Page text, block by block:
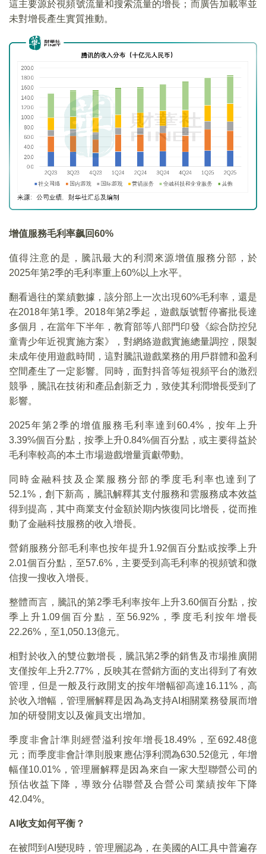
這主要源於視頻號流量和搜索流量的增長；而廣告加載率並
未對增長產生實質推動。
增值服務毛利率飙回60%
值得注意的是，騰訊最大的利潤來源增值服務分部，於
2025年第2季的毛利率重上60%以上水平。
翻看過往的業績數據，該分部上一次出現60%毛利率，還是
在2018年第1季。2018年第2季起，遊戲版號暫停審批長達
多個月，在當年下半年，教育部等八部門印發《綜合防控兒
童青少年近視實施方案》，對網絡遊戲實施總量調控，限製
未成年使用遊戲時間，這對騰訊遊戲業務的用戶群體和盈利
空間產生了一定影響。同時，面對抖音等短視頻平台的激烈
競爭，騰訊在技術和產品創新乏力，致使其利潤增長受到了
影響。
2025年第2季的增值服務毛利率達到60.4%，按年上升
3.39%個百分點，按季上升0.84%個百分點，或主要得益於
毛利率較高的本土市場遊戲增量貢獻帶動。
同時金融科技及企業服務分部的季度毛利率也達到了
52.1%，創下新高，騰訊解釋其支付服務和雲服務成本效益
得到提高，其中商業支付金額於期内恢復同比增長，從而推
動了金融科技服務的收入增長。
營銷服務分部毛利率也按年提升1.92個百分點或按季上升
2.01個百分點，至57.6%，主要受到高毛利率的視頻號和微
信搜一搜收入增長。
整體而言，騰訊的第2季毛利率按年上升3.60個百分點，按
季上升1.09個百分點，至56.92%，季度毛利按年增長
22.26%，至1,050.13億元。
相對於收入的雙位數增長，騰訊第2季的銷售及市場推廣開
支僅按年上升2.77%，反映其在營銷方面的支出得到了有效
管理，但是一般及行政開支的按年增幅卻高達16.11%，高
於收入增幅，管理層解釋是因為為支持AI相關業務發展而增
加的研發開支以及僱員支出增加。
季度非會計準則經營溢利按年增長18.49%，至692.48億
元；而季度非會計準則股東應佔淨利潤為630.52億元，年增
幅僅10.01%，管理層解釋是因為來自一家大型聯營公司的
預估收益下降，導致分佔聯營及合營公司業績按年下降
42.04%。
AI 收支如何平衡？
在被問到AI變現時，管理層認為，在美國的AI工具中普遍存